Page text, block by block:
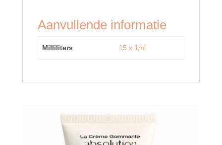
Aanvullende informatie
Milliliters 15 x 1ml